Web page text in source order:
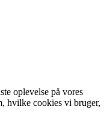
oplevelse på vores
hvilke cookies vi bruger,